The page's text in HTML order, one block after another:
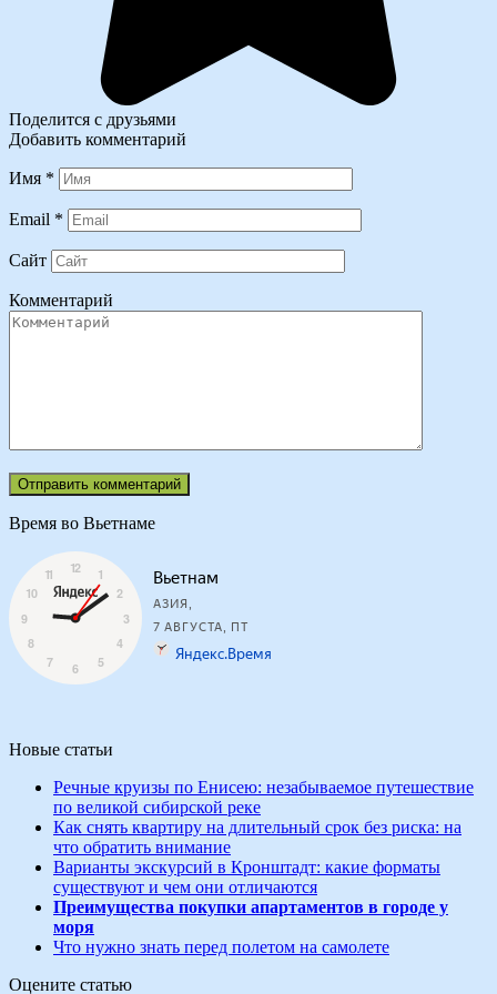
Поделится с друзьями
Добавить комментарий
Имя *
Email *
Сайт
Комментарий
Время во Вьетнаме
Новые статьи
Речные круизы по Енисею: незабываемое путешествие
по великой сибирской реке
Как снять квартиру на длительный срок без риска: на
что обратить внимание
Варианты экскурсий в Кронштадт: какие форматы
существуют и чем они отличаются
Преимущества покупки апартаментов в городе у
моря
Что нужно знать перед полетом на самолете
Оцените статью